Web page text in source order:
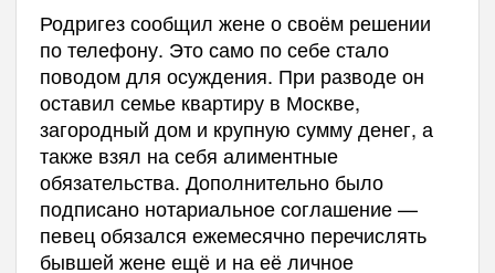
Родригез сообщил жене о своём решении
по телефону. Это само по себе стало
поводом для осуждения. При разводе он
оставил семье квартиру в Москве,
загородный дом и крупную сумму денег, а
также взял на себя алиментные
обязательства. Дополнительно было
подписано нотариальное соглашение —
певец обязался ежемесячно перечислять
бывшей жене ещё и на её личное